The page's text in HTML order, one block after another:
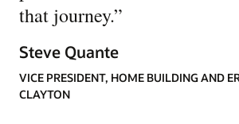
that journey.”
Steve Quante
VICE PRESIDENT, HOME BUILDING AND
CLAYTON